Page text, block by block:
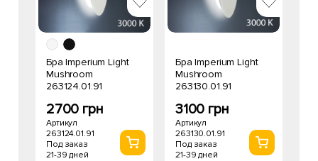
Бра Imperium Light
Mushroom
263124.01.91
2700 грн
Артикул
263124.01.91
Под заказ
21-39 дней
Бра Imperium Light
Mushroom
263130.01.91
3100 грн
Артикул
263130.01.91
Под заказ
21-39 дней